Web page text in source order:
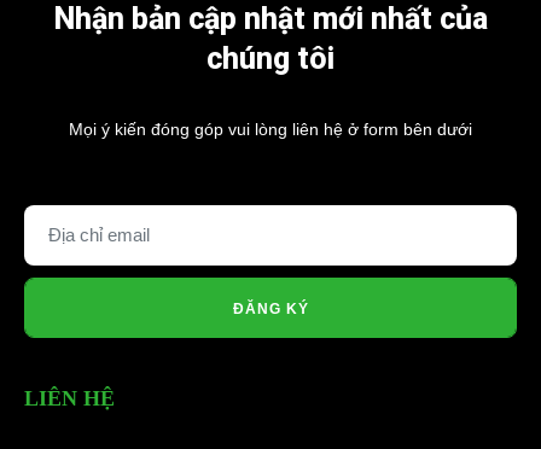
Nhận bản cập nhật mới nhất của
chúng tôi
Mọi ý kiến đóng góp vui lòng liên hệ ở form bên dưới
ĐĂNG KÝ
LIÊN HỆ